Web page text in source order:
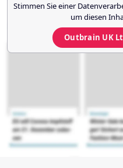
Stimmen Sie einer
um diesen
Outbrain UK